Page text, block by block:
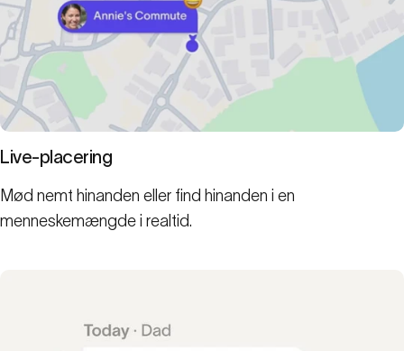
Live-placering
Mød nemt hinanden eller find hinanden i en
menneskemængde i realtid.